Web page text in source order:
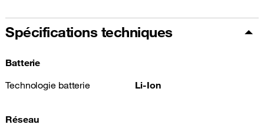
Spécifications techniques
Batterie
Technologie batterie
Li-Ion
Réseau